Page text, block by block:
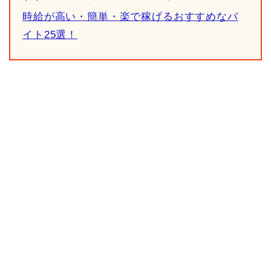
時給が高い・簡単・楽で稼げるおすすめなバ
イト25選！